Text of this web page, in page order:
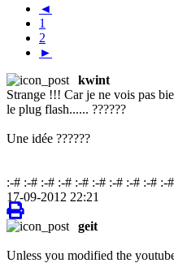
◄
1
2
►
kwint
Strange !!! Car je ne vois pas
le plug flash...... ??????
Une idée ??????
:-# :-# :-# :-# :-# :-# :-# :-# :-# :-
17-09-2012 22:21
geit
Unless you modified the